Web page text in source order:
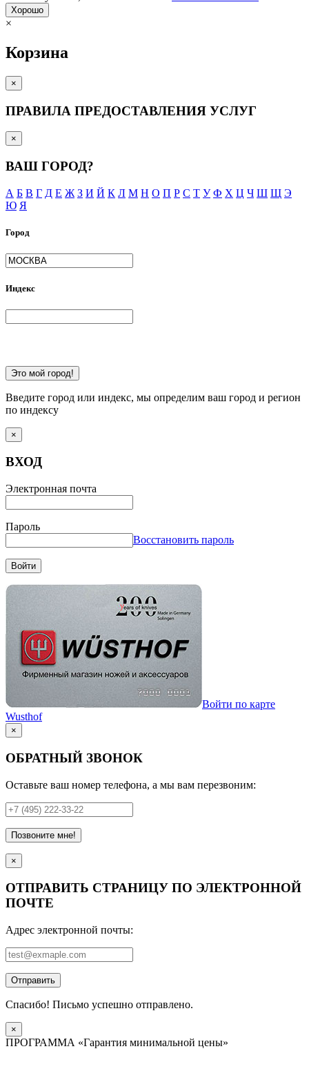
Хорошо
×
Корзина
×
ПРАВИЛА ПРЕДОСТАВЛЕНИЯ УСЛУГ
×
ВАШ ГОРОД?
А Б В Г Д Е Ж З И Й К Л М Н О П Р С Т У Ф Х Ц Ч Ш Щ Э
Ю Я
Город
Индекс
Это мой город!
Введите город или индекс, мы определим ваш город и регион
по индексу
×
ВХОД
Электронная почта
Пароль
Восстановить пароль
Войти
Войти по карте
Wusthof
×
ОБРАТНЫЙ ЗВОНОК
Оставьте ваш номер телефона, а мы вам перезвоним:
Позвоните мне!
×
ОТПРАВИТЬ СТРАНИЦУ ПО ЭЛЕКТРОННОЙ
ПОЧТЕ
Адрес электронной почты:
Отправить
Спасибо! Письмо успешно отправлено.
×
ПРОГРАММА «Гарантия минимальной цены»